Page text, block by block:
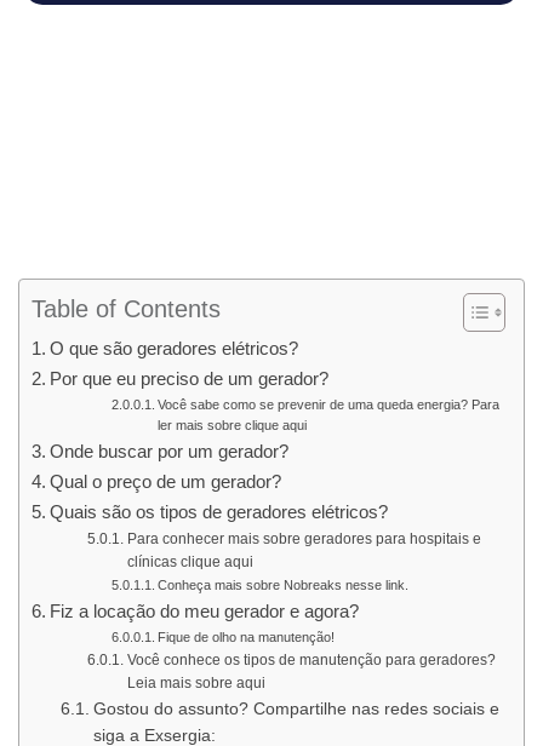
Table of Contents
O que são geradores elétricos?
Por que eu preciso de um gerador?
Você sabe como se prevenir de uma queda energia? Para
ler mais sobre clique aqui
Onde buscar por um gerador?
Qual o preço de um gerador?
Quais são os tipos de geradores elétricos?
Para conhecer mais sobre geradores para hospitais e
clínicas clique aqui
Conheça mais sobre Nobreaks nesse link.
Fiz a locação do meu gerador e agora?
Fique de olho na manutenção!
Você conhece os tipos de manutenção para geradores?
Leia mais sobre aqui
Gostou do assunto? Compartilhe nas redes sociais e
siga a Exsergia: